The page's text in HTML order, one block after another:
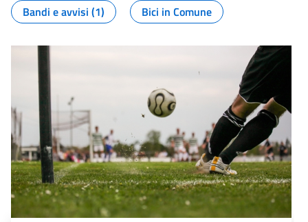
Bandi e avvisi (1)
Bici in Comune